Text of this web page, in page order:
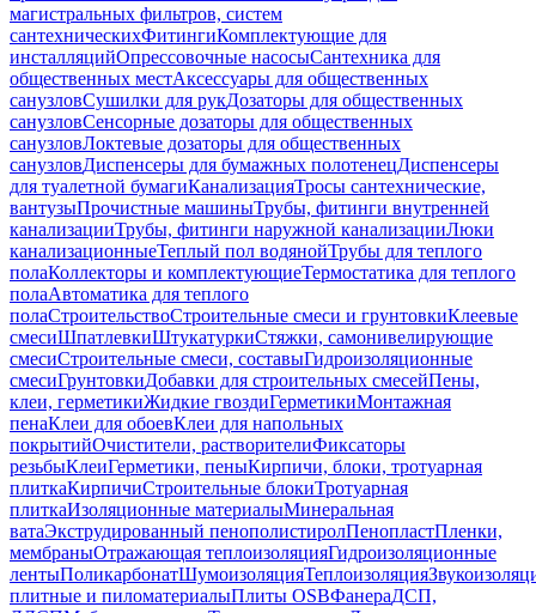
магистральных фильтров, систем
сантехническихФитингиКомплектующие для
инсталляцийОпрессовочные насосыСантехника для
общественных местАксессуары для общественных
санузловСушилки для рукДозаторы для общественных
санузловСенсорные дозаторы для общественных
санузловЛоктевые дозаторы для общественных
санузловДиспенсеры для бумажных полотенецДиспенсеры
для туалетной бумагиКанализацияТросы сантехнические,
вантузыПрочистные машиныТрубы, фитинги внутренней
канализацииТрубы, фитинги наружной канализацииЛюки
канализационныеТеплый пол водянойТрубы для теплого
полаКоллекторы и комплектующиеТермостатика для теплого
полаАвтоматика для теплого
полаСтроительствоСтроительные смеси и грунтовкиКлеевые
смесиШпатлевкиШтукатуркиСтяжки, самонивелирующие
смесиСтроительные смеси, составыГидроизоляционные
смесиГрунтовкиДобавки для строительных смесейПены,
клеи, герметикиЖидкие гвоздиГерметикиМонтажная
пенаКлеи для обоевКлеи для напольных
покрытийОчистители, растворителиФиксаторы
резьбыКлеиГерметики, пеныКирпичи, блоки, тротуарная
плиткаКирпичиСтроительные блокиТротуарная
плиткаИзоляционные материалыМинеральная
ватаЭкструдированный пенополистиролПенопластПленки,
мембраныОтражающая теплоизоляцияГидроизоляционные
лентыПоликарбонатШумоизоляцияТеплоизоляция
плитные и пиломатериалыПлиты OSBФанераДСП,